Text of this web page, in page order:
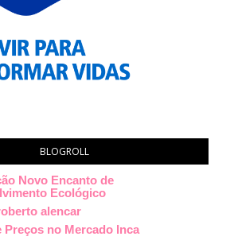
BLOGROLL
Novo Encanto de
Ecológico
alencar
Preços no Mercado Inca